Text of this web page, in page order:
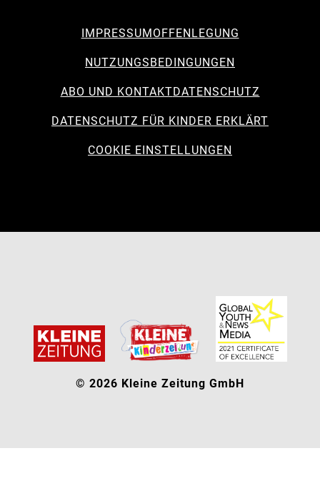
IMPRESSUMOFFENLEGUNG
NUTZUNGSBEDINGUNGEN
ABO UND KONTAKTDATENSCHUTZ
DATENSCHUTZ FÜR KINDER ERKLÄRT
COOKIE EINSTELLUNGEN
© 2026 Kleine Zeitung GmbH